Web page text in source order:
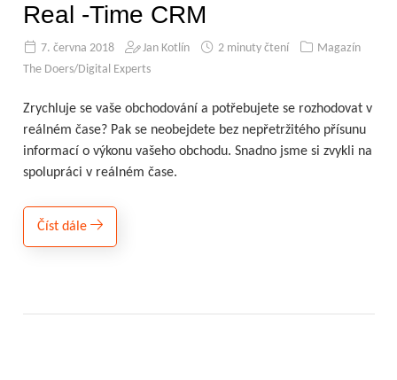
Real -Time CRM
7. června 2018 Jan Kotlín 2 minuty čtení
Magazín
The Doers/Digital Experts
Zrychluje se vaše obchodování a potřebujete se rozhodovat v
reálném čase? Pak se neobejdete bez nepřetržitého přísunu
informací o výkonu vašeho obchodu. Snadno jsme si zvykli na
spolupráci v reálném čase.
Číst dále